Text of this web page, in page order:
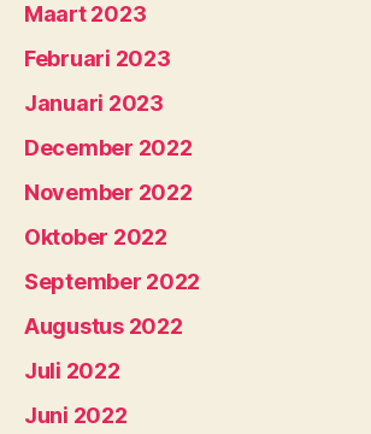
Maart 2023
Februari 2023
Januari 2023
December 2022
November 2022
Oktober 2022
September 2022
Augustus 2022
Juli 2022
Juni 2022